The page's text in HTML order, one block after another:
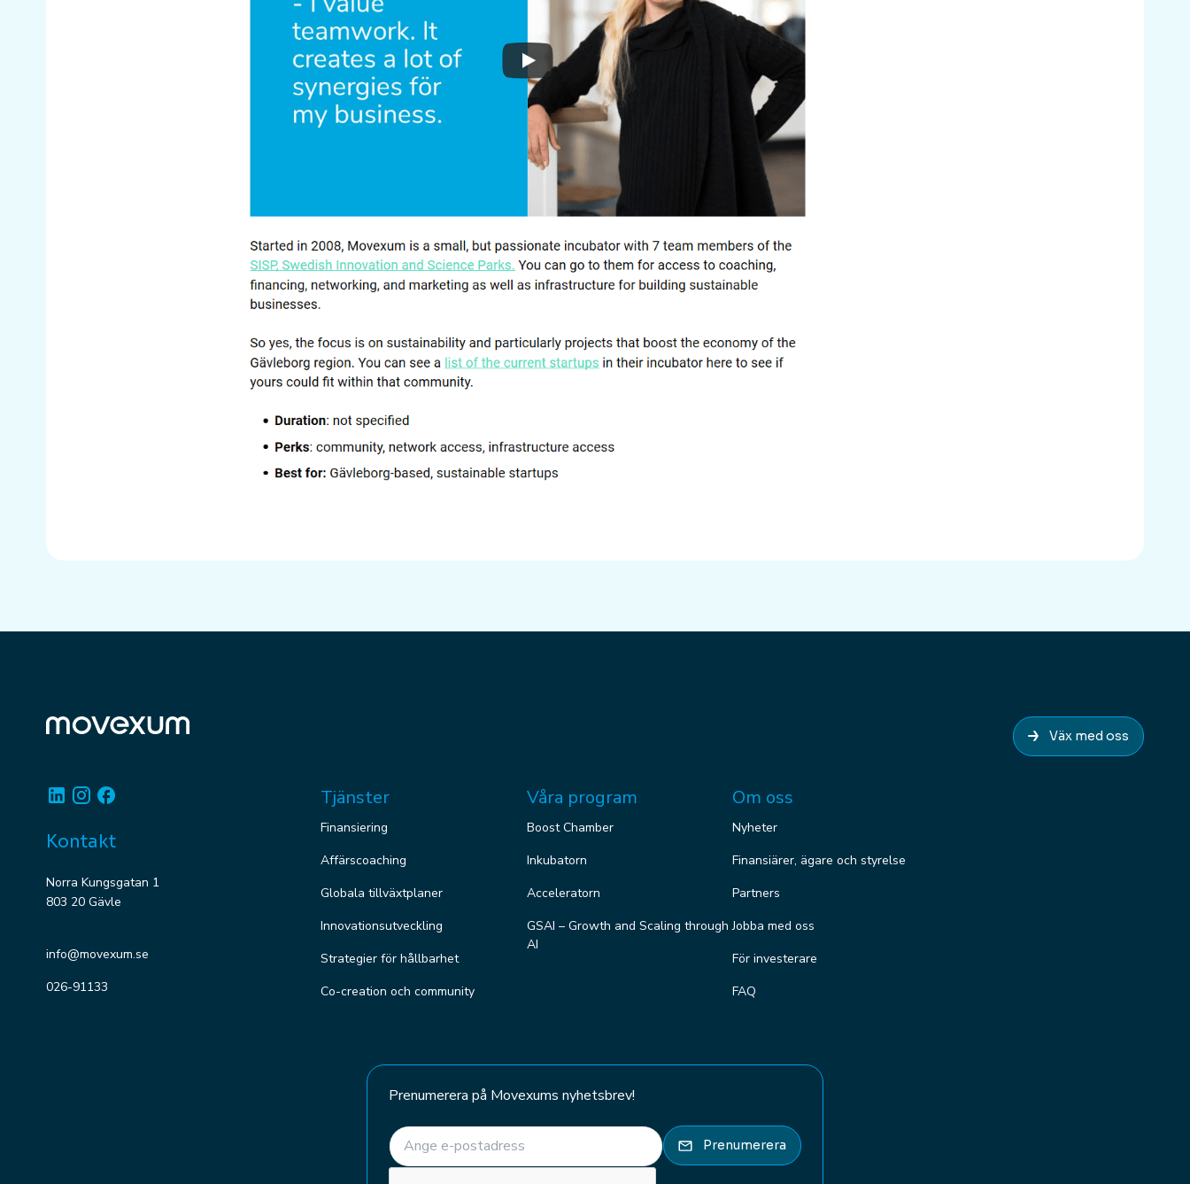
Väx med oss
LinkedinInstagram
Kontakt
Norra Kungsgatan 1
803 20 Gävle
info@movexum.se
026-91133
Tjänster
Finansiering
Affärscoaching
Globala tillväxtplaner
Innovationsutveckling
Strategier för hållbarhet
Co-creation och community
Våra program
Boost Chamber
Inkubatorn
Acceleratorn
GSAI – Growth and Scaling through
AI
Om oss
Nyheter
Finansiärer, ägare och styrelse
Partners
Jobba med oss
För investerare
FAQ
Prenumerera på Movexums nyhetsbrev!
E-post (Required) Prenumerera